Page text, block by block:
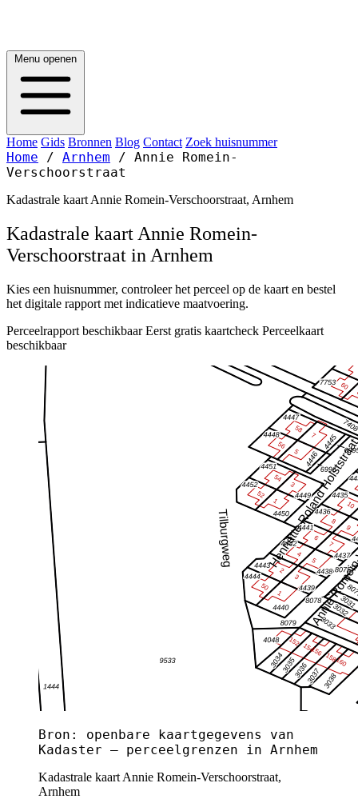
Menu openen
Home Gids Bronnen Blog Contact Zoek huisnummer
Home / Arnhem / Annie Romein-
Verschoorstraat
Kadastrale kaart Annie Romein-Verschoorstraat, Arnhem
Kadastrale kaart Annie Romein-
Verschoorstraat in Arnhem
Kies een huisnummer, controleer het perceel op de kaart en bestel
het digitale rapport met indicatieve maatvoering.
Perceelrapport beschikbaar Eerst gratis kaartcheck Perceelkaart
beschikbaar
Bron: openbare kaartgegevens van
Kadaster — perceelgrenzen in Arnhem
Kadastrale kaart Annie Romein-Verschoorstraat,
Arnhem